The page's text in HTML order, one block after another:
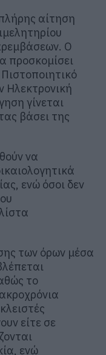
αίτηση
Ο
προσκομίσει
Ηλεκτρονική
γίνεται
βάσει της
να
ενώ όσοι δεν
των όρων μέσα
το
είτε σε
ενώ